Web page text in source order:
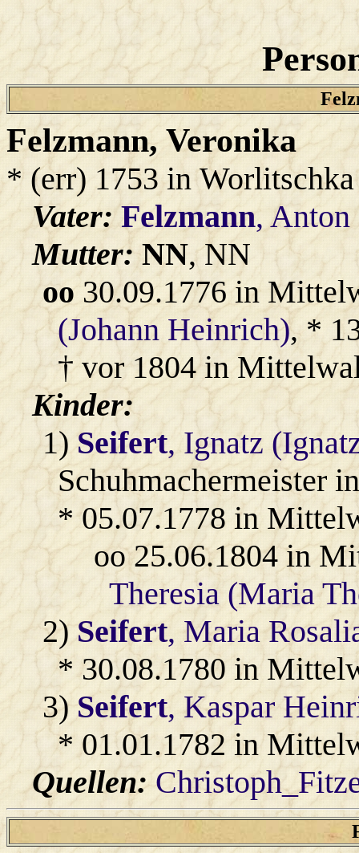
Felzmann, Veronika
* (err) 1753 in Worlitschka
Vater:Felzmann, Anton
Mutter:NN, NN
oo30.09.1776 in
(Johann Heinrich), *
† vor 1804 in
Kinder:
1)Seifert, Ignatz
Schuhmachermeister
* 05.07.1778 in
oo 25.06.1804 in
Theresia (Maria
2)Seifert, Maria
* 30.08.1780 in
3)Seifert, Kaspar
* 01.01.1782 in
Quellen: